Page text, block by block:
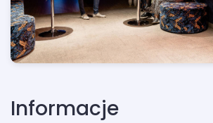
Informacje